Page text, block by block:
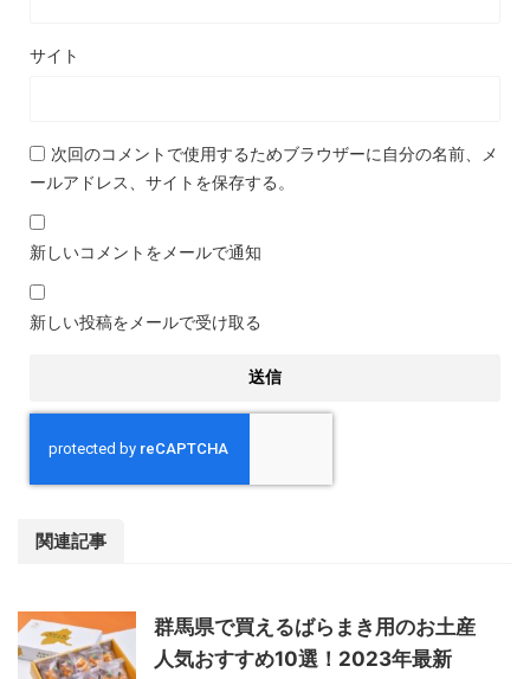
サイト
次回のコメントで使用するためブラウザーに自分の名前、メ
ールアドレス、サイトを保存する。
新しいコメントをメールで通知
新しい投稿をメールで受け取る
関連記事
群馬県で買えるばらまき用のお土産
人気おすすめ10選！2023年最新